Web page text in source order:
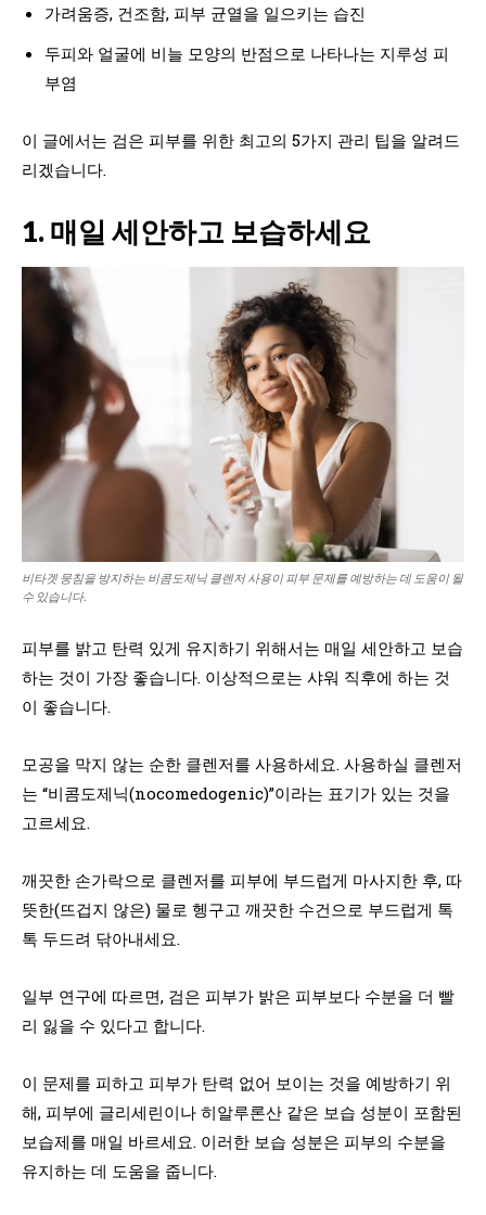
가려움증, 건조함, 피부 균열을 일으키는 습진
두피와 얼굴에 비늘 모양의 반점으로 나타나는 지루성 피
부염
이 글에서는 검은 피부를 위한 최고의 5가지 관리 팁을 알려드
리겠습니다.
1. 매일 세안하고 보습하세요
비타겟 뭉침을 방지하는 비콤도제닉 클렌저 사용이 피부 문제를 예방하는 데 도움이 될
수 있습니다.
피부를 밝고 탄력 있게 유지하기 위해서는 매일 세안하고 보습
하는 것이 가장 좋습니다. 이상적으로는 샤워 직후에 하는 것
이 좋습니다.
모공을 막지 않는 순한 클렌저를 사용하세요. 사용하실 클렌저
는 “비콤도제닉(nocomedogenic)”이라는 표기가 있는 것을
고르세요.
깨끗한 손가락으로 클렌저를 피부에 부드럽게 마사지한 후, 따
뜻한(뜨겁지 않은) 물로 헹구고 깨끗한 수건으로 부드럽게 톡
톡 두드려 닦아내세요.
일부 연구에 따르면, 검은 피부가 밝은 피부보다 수분을 더 빨
리 잃을 수 있다고 합니다.
이 문제를 피하고 피부가 탄력 없어 보이는 것을 예방하기 위
해, 피부에 글리세린이나 히알루론산 같은 보습 성분이 포함된
보습제를 매일 바르세요. 이러한 보습 성분은 피부의 수분을
유지하는 데 도움을 줍니다.